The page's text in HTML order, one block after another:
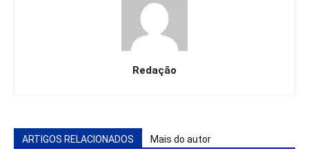
Redação
ARTIGOS RELACIONADOS Mais do autor